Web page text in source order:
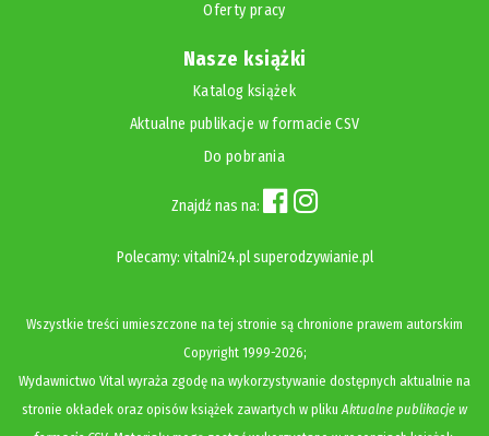
Oferty pracy
Nasze książki
Katalog książek
Aktualne publikacje w formacie CSV
Do pobrania
Znajdź nas na:
Polecamy: vitalni24.pl superodzywianie.pl
Wszystkie treści umieszczone na tej stronie są chronione prawem autorskim
Copyright1999-2026;
Wydawnictwo Vital wyraża zgodę na wykorzystywanie dostępnych aktualnie na
stronie okładek oraz opisów książek zawartych w plikuAktualne publikacje w